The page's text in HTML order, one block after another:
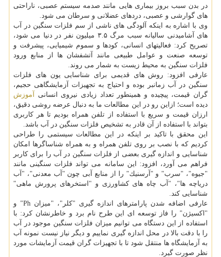
در بدن سبب بروز بیماری هایی مانند صدمه سیستم عصبی، ناراحتی
های گوارشی و عصبی، دردهای عضلانی و سرطان می شود.
وی با اشاره به اینكه آلودگی های ناشی از سم فلزات سنگین در آب
های آشامیدنی سالیانه سبب مرگ ۳.۵ میلیون نفر در دنیا می شود،
تصریح كرد: فعالیتهای انسانی، كودها و سموم شیمیایی، پیشرفت و
توسعه صنعت و عوامل طبیعی مانند آتشفشان ها از منابع ورود
فلزات سنگین به محیط زیست به شمار می روند.
عارفی افزود: روش های قدیمی برای شناسایی یون های فلزات
سنگین در آب زمانبر بوده و احتیاج به تجهیزات آزمایشگاهی حجیم،
گران قیمت، پیچیده و همینطور تعداد زیادی نیروی انسانی آموزش
دیده است؛ ازاین رو در این مطالعات ما به دنبال عرضه روشی دقیق،
ارزان قیمت و سریع با استفاده از تلفن همراه بودیم تا هر كاربری
بتواند با استفاده از آن قادر به تشخیص فلزات سنگین در آب باشد.
این محقق با تاكید بر اینكه در این مطالعات سیستمی را طراحی
كردیم كه با نصب بر روی تلفن همراه و به همراه شناساگرها امكان
شناسایی و اندازه گیری بعضی از فلزات سنگین در آب را برای كاربر
فراهم می آورد، افزود: این سامانه می تواند فلزات سنگینی مانند
"جیوه"، "سرب" و "آرسنیك" را از منابع آبی چون "آب معدنی"، "آب
دریاچه ها"، "آب چاه های كشاورزی و "استخرهای پرورش ماهی"
شناسایی كند.
عارفی اضافه شدن پارامترهای اندازه گیری "كلر"، "میزان Ph" و
"اكسیژن" را فاز توسعه ای این طرح نام برد و خاطرنشان كرد: با
استفاده از این دستگاه می توانیم میزان فلزات سنگین موجود در آب
را با دقت بالا در محل اندازه گیری نماییم و دیگر نیاز نیست نمونه آب
به آزمایشگاه ها منتقل شود تا با تجهیزات گران قیمت آزمایشات مورد
نظر صورت گیرد.